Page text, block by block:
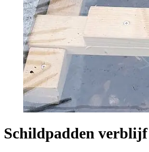
Schildpadden verblijf